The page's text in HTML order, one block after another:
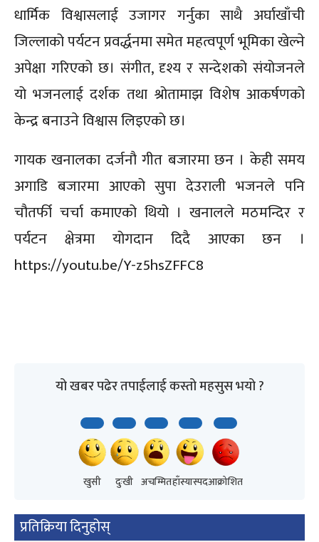
धार्मिक विश्वासलाई उजागर गर्नुका साथै अर्घाखाँची
जिल्लाको पर्यटन प्रवर्द्धनमा समेत महत्वपूर्ण भूमिका खेल्ने
अपेक्षा गरिएको छ। संगीत, दृश्य र सन्देशको संयोजनले
यो भजनलाई दर्शक तथा श्रोतामाझ विशेष आकर्षणको
केन्द्र बनाउने विश्वास लिइएको छ।
गायक खनालका दर्जनौ गीत बजारमा छन । केही समय
अगाडि बजारमा आएको सुपा देउराली भजनले पनि
चौतर्फी चर्चा कमाएको थियो । खनालले मठमन्दिर र
पर्यटन क्षेत्रमा योगदान दिदै आएका छन ।
https://youtu.be/Y-z5hsZFFC8
यो खबर पढेर तपाईलाई कस्तो महसुस भयो ?
खुसी दुःखी अचम्मितहाँस्यास्पदआक्रोशित
प्रतिक्रिया दिनुहोस्